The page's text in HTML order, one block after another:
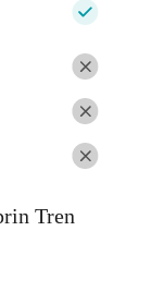
Tren